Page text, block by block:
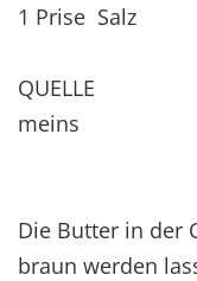
1 Prise Salz
QUELLE
meins
Die Butter in der
braun werden